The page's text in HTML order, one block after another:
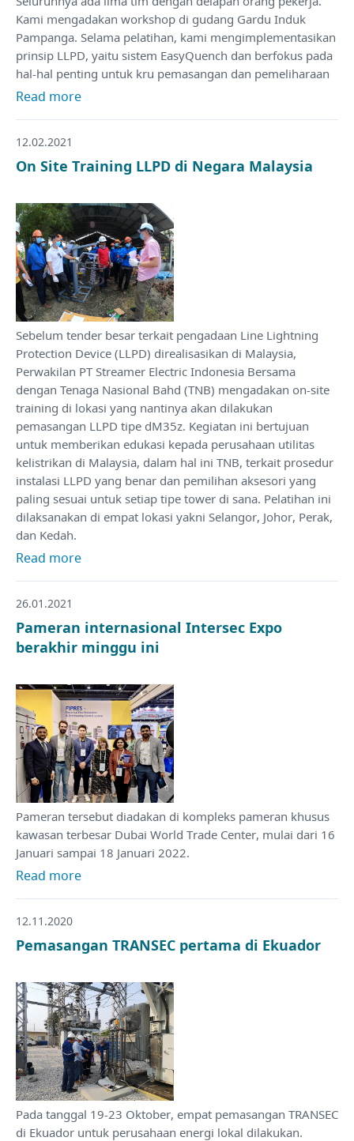
Kami mengadakan workshop di gudang Gardu Induk
Pampanga. Selama pelatihan, kami mengimplementasikan
prinsip LLPD, yaitu sistem EasyQuench dan berfokus pada
hal-hal penting untuk kru pemasangan dan pemeliharaan
Read more
12.02.2021
On Site Training LLPD di Negara Malaysia
Sebelum tender besar terkait pengadaan Line Lightning
Protection Device (LLPD) direalisasikan di Malaysia,
Perwakilan PT Streamer Electric Indonesia Bersama
dengan Tenaga Nasional Bahd (TNB) mengadakan on-site
training di lokasi yang nantinya akan dilakukan
pemasangan LLPD tipe dM35z. Kegiatan ini bertujuan
untuk memberikan edukasi kepada perusahaan utilitas
kelistrikan di Malaysia, dalam hal ini TNB, terkait prosedur
instalasi LLPD yang benar dan pemilihan aksesori yang
paling sesuai untuk setiap tipe tower di sana. Pelatihan ini
dilaksanakan di empat lokasi yakni Selangor, Johor, Perak,
dan Kedah.
Read more
26.01.2021
Pameran internasional Intersec Expo
berakhir minggu ini
Pameran tersebut diadakan di kompleks pameran khusus
kawasan terbesar Dubai World Trade Center, mulai dari 16
Januari sampai 18 Januari 2022.
Read more
12.11.2020
Pemasangan TRANSEC pertama di Ekuador
Pada tanggal 19-23 Oktober, empat pemasangan TRANSEC
di Ekuador untuk perusahaan energi lokal dilakukan.